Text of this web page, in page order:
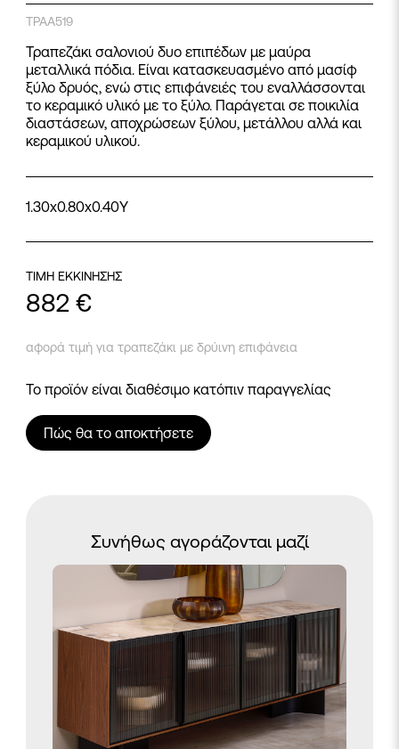
ΤΡΑΑ519
Τραπεζάκι σαλονιού δυο επιπέδων με μαύρα
μεταλλικά πόδια. Είναι κατασκευασμένο από μασίφ
ξύλο δρυός, ενώ στις επιφάνειές του εναλλάσσονται
το κεραμικό υλικό με το ξύλο. Παράγεται σε ποικιλία
διαστάσεων, αποχρώσεων ξύλου, μετάλλου αλλά και
κεραμικού υλικού.
1.30x0.80x0.40Y
ΤΙΜΗ ΕΚΚΙΝΗΣΗΣ
882 €
αφορά τιμή για τραπεζάκι με δρύινη επιφάνεια
Το προϊόν είναι διαθέσιμο κατόπιν παραγγελίας
Πώς θα το αποκτήσετε
Συνήθως αγοράζονται μαζί